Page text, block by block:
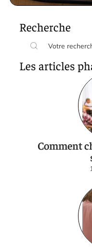
Recherche
Les articles
Comment